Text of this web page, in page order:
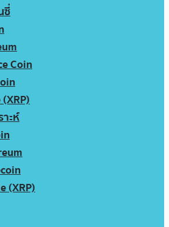
ซี่
Coin
ะห์
(XRP)